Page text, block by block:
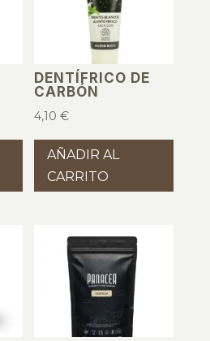
DENTÍFRICO DE
CARBÓN
4,10€
AÑADIR AL
CARRITO